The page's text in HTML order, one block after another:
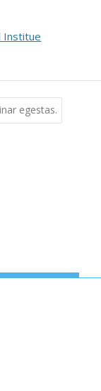
Institue
egestas.